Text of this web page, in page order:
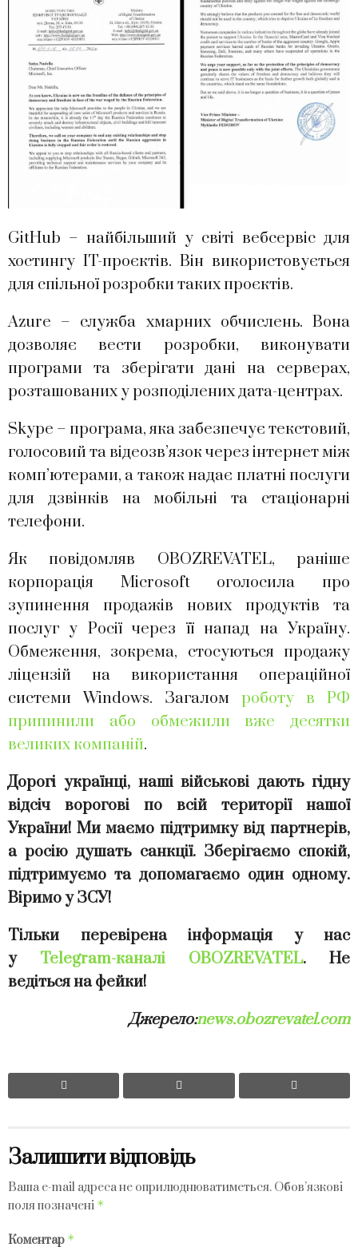
GitHub – найбільший у світі вебсервіс для
хостингу IT-проєктів. Він використовується
для спільної розробки таких проєктів.
Azure – служба хмарних обчислень. Вона
дозволяє вести розробки, виконувати
програми та зберігати дані на серверах,
розташованих у розподілених дата-центрах.
Skype – програма, яка забезпечує текстовий,
голосовий та відеозв’язок через інтернет між
комп’ютерами, а також надає платні послуги
для дзвінків на мобільні та стаціонарні
телефони.
Як повідомляв OBOZREVATEL, раніше
корпорація Microsoft оголосила про
зупинення продажів нових продуктів та
послуг у Росії через її напад на Україну.
Обмеження, зокрема, стосуються продажу
ліцензій на використання операційної
системи Windows. Загалом роботу в РФ
припинили або обмежили вже десятки
великих компаній.
Дорогі українці, наші військові дають гідну
відсіч ворогові по всій території нашої
України! Ми маємо підтримку від партнерів,
а росію душать санкції. Зберігаємо спокій,
підтримуємо та допомагаємо один одному.
Віримо у ЗСУ!
Тільки перевірена інформація у нас
у Telegram-каналі OBOZREVATEL. Не
ведіться на фейки!
Джерело:news.obozrevatel.com
Залишити відповідь
Ваша e-mail адреса не оприлюднюватиметься. Обов’язкові
поля позначені *
Коментар *